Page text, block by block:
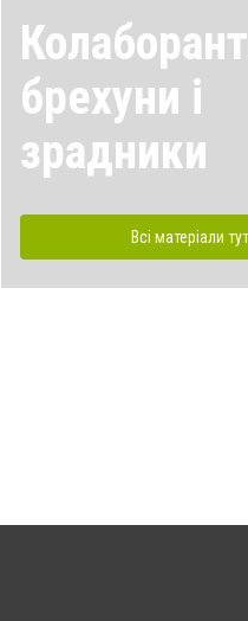
брехуни і
зрадники
Всі матеріали тут